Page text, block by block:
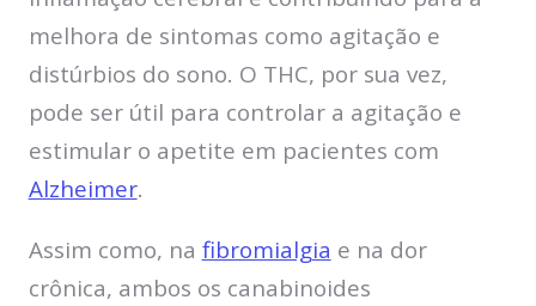
melhora de sintomas como agitação e
distúrbios do sono. O THC, por sua vez,
pode ser útil para controlar a agitação e
estimular o apetite em pacientes com
Alzheimer.
Assim como, na fibromialgia e na dor
crônica, ambos os canabinoides